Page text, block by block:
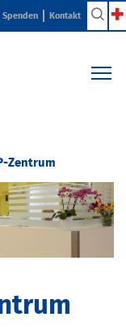
Spenden Kontakt
Zentrum